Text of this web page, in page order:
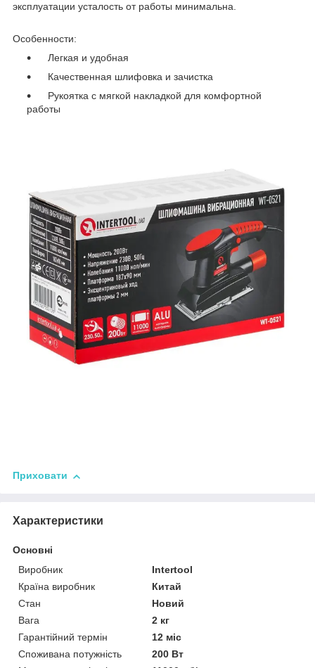
эксплуатации усталость от работы минимальна.
Особенности:
Легкая и удобная
Качественная шлифовка и зачистка
Рукоятка с мягкой накладкой для комфортной
работы
Приховати
Характеристики
Основні
Виробник
Intertool
Країна виробник
Китай
Стан
Новий
Вага
2 кг
Гарантійний термін
12 міс
Споживана потужність
200 Вт